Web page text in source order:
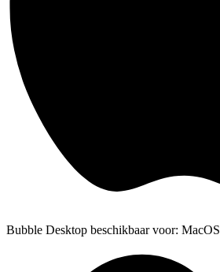
Bubble Desktop beschikbaar voor: MacOS